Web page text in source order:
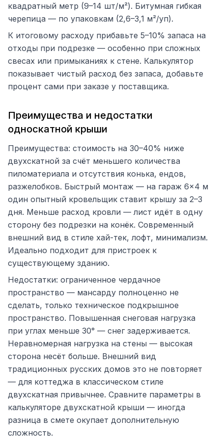
квадратный метр (9–14 шт/м²). Битумная гибкая
черепица — по упаковкам (2,6–3,1 м²/уп).
К итоговому расходу прибавьте 5–10% запаса на
отходы при подрезке — особенно при сложных
свесах или примыканиях к стене. Калькулятор
показывает чистый расход без запаса, добавьте
процент сами при заказе у поставщика.
Преимущества и недостатки
односкатной крыши
Преимущества: стоимость на 30–40% ниже
двухскатной за счёт меньшего количества
пиломатериала и отсутствия конька, ендов,
разжелобков. Быстрый монтаж — на гараж 6×4 м
один опытный кровельщик ставит крышу за 2–3
дня. Меньше расход кровли — лист идёт в одну
сторону без подрезки на конёк. Современный
внешний вид в стиле хай-тек, лофт, минимализм.
Идеально подходит для пристроек к
существующему зданию.
Недостатки: ограниченное чердачное
пространство — мансарду полноценно не
сделать, только техническое подкрышное
пространство. Повышенная снеговая нагрузка
при углах меньше 30° — снег задерживается.
Неравномерная нагрузка на стены — высокая
сторона несёт больше. Внешний вид
традиционных русских домов это не повторяет
— для коттеджа в классическом стиле
двухскатная привычнее. Сравните параметры в
калькуляторе двухскатной крыши — иногда
разница в смете окупает дополнительную
сложность.